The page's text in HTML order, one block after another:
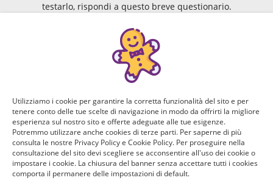
testarlo, rispondi a questo breve questionario.
Domanda 1 di 5:
Sai che gli elettrodomestici di ultima generazione si
possono collegare al wifi? Hai un contratto internet a
casa?
Si, con Telecom Si, con Vodafone
Si, con Fastweb
Si, con altro
gestore
Utilizziamo i cookie per garantire la corretta funzionalità del sito e per
tenere conto delle tue scelte di navigazione in modo da offrirti la migliore
esperienza sul nostro sito e offerte adeguate alle tue esigenze.
Potremmo utilizzare anche cookies di terze parti. Per saperne di più
consulta le nostre Privacy Policy e Cookie Policy. Per proseguire nella
consultazione del sito devi scegliere se acconsentire all'uso dei cookie o
impostare i cookie. La chiusura del banner senza accettare tutti i cookies
comporta il permanere delle impostazioni di default.